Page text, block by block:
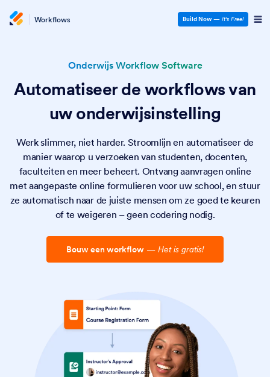
Workflows Build Now — It’s Free!
Onderwijs Workflow Software
Automatiseer de workflows van
uw onderwijsinstelling
Werk slimmer, niet harder. Stroomlijn en automatiseer de
manier waarop u verzoeken van studenten, docenten,
faculteiten en meer beheert. Ontvang aanvragen online
met aangepaste online formulieren voor uw school, en stuur
ze automatisch naar de juiste mensen om ze goed te keuren
of te weigeren – geen codering nodig.
Bouw een workflow — Het is gratis!